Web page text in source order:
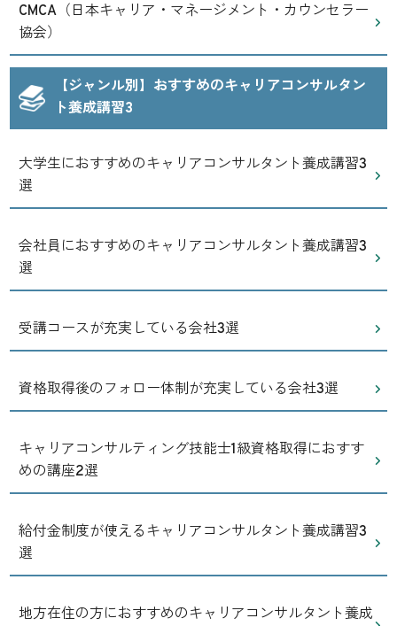
CMCA（日本キャリア・マネージメント・カウンセラー
協会）
【ジャンル別】おすすめのキャリアコンサルタン
ト養成講習3
大学生におすすめのキャリアコンサルタント養成講習3
選
会社員におすすめのキャリアコンサルタント養成講習3
選
受講コースが充実している会社3選
資格取得後のフォロー体制が充実している会社3選
キャリアコンサルティング技能士1級資格取得におすす
めの講座2選
給付金制度が使えるキャリアコンサルタント養成講習3
選
地方在住の方におすすめのキャリアコンサルタント養成